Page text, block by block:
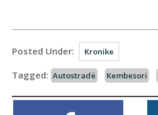
Posted Under: Kronike
Tagged: Autostradë Kembesori